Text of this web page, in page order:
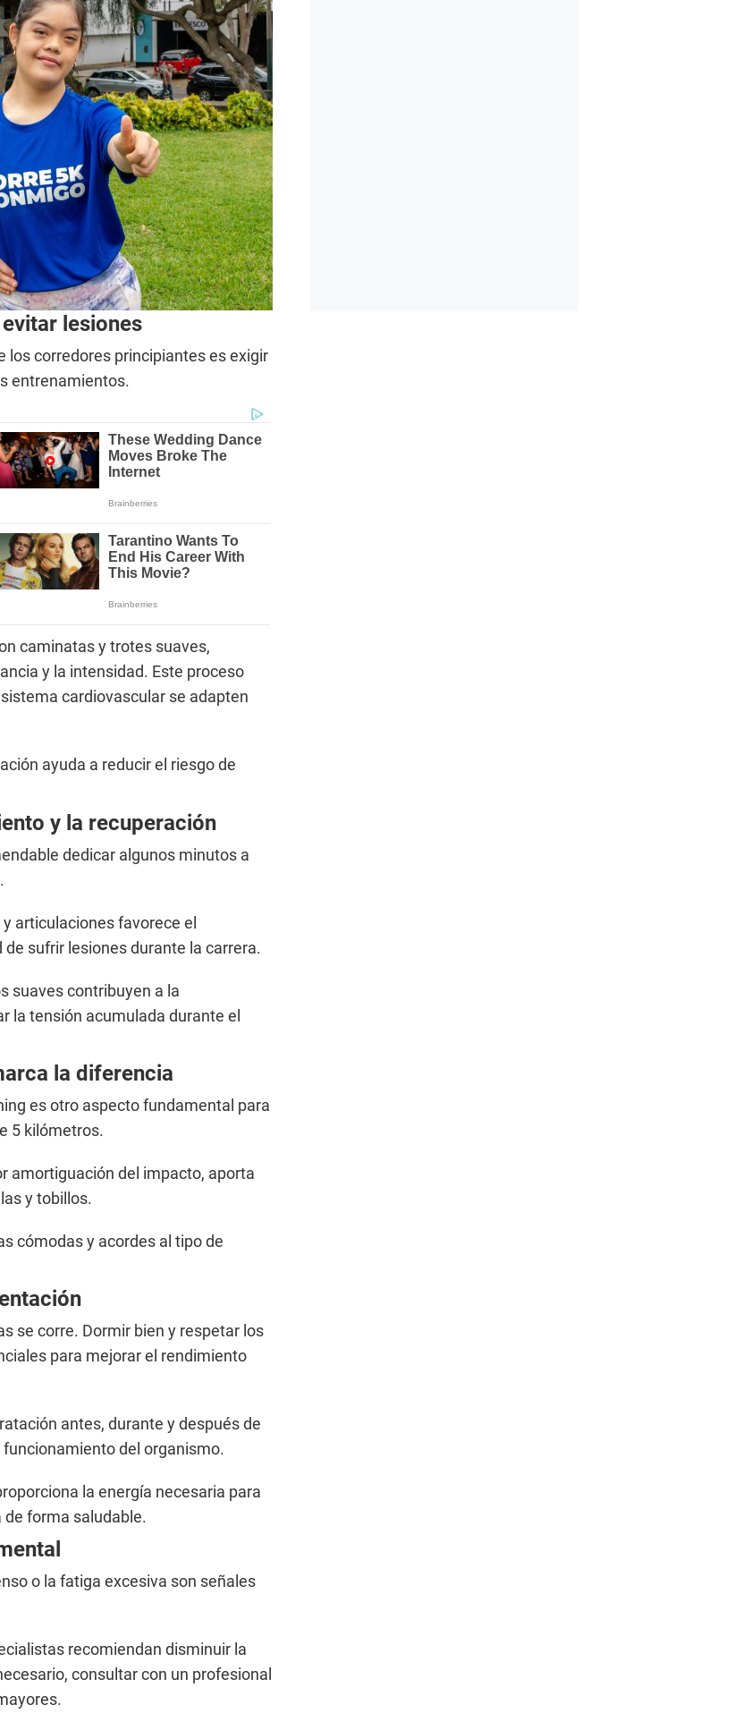
lesiones
los corredores principiantes es exigir
entrenamientos.
caminatas y trotes suaves,
y la intensidad. Este proceso
cardiovascular se adapten
ayuda a reducir el riesgo de
y la recuperación
dedicar algunos minutos a
articulaciones favorece el
sufrir lesiones durante la carrera.
suaves contribuyen a la
la tensión acumulada durante el
la diferencia
es otro aspecto fundamental para
5 kilómetros.
amortiguación del impacto, aporta
y tobillos.
cómodas y acordes al tipo de
se corre. Dormir bien y respetar los
para mejorar el rendimiento
antes, durante y después de
del organismo.
la energía necesaria para
forma saludable.
o la fatiga excesiva son señales
recomiendan disminuir la
consultar con un profesional